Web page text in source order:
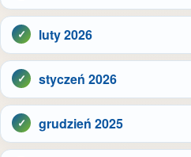
luty 2026
styczeń 2026
grudzień 2025